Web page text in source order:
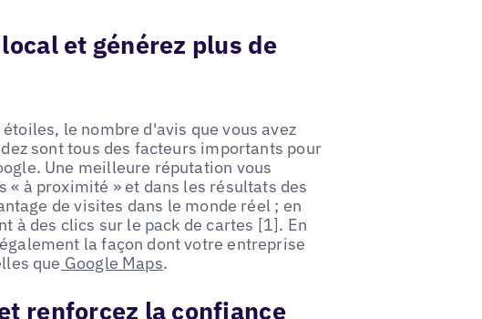
et générez plus de
le nombre d'avis que vous avez
sont tous des facteurs importants pour
Une meilleure réputation vous
à proximité » et dans les résultats des
de visites dans le monde réel ; en
à des clics sur le pack de cartes [1]. En
la façon dont votre entreprise
que Google Maps.
renforcez la confiance